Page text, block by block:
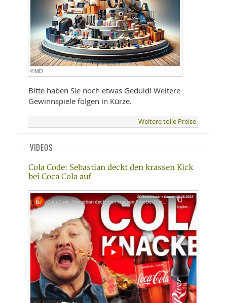
©MD
Bitte haben Sie noch etwas Geduld! Weitere
Gewinnspiele folgen in Kürze.
Weitere tolle Preise
VIDEOS
Cola Code: Sebastian deckt den krassen Kick
bei Coca Cola auf